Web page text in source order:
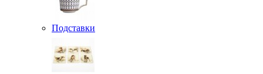
Подставки